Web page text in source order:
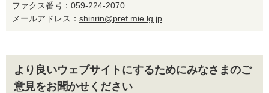
ファクス番号：059-224-2070
メールアドレス： shinrin@pref.mie.lg.jp
より良いウェブサイトにするためにみなさまのご
意見をお聞かせください